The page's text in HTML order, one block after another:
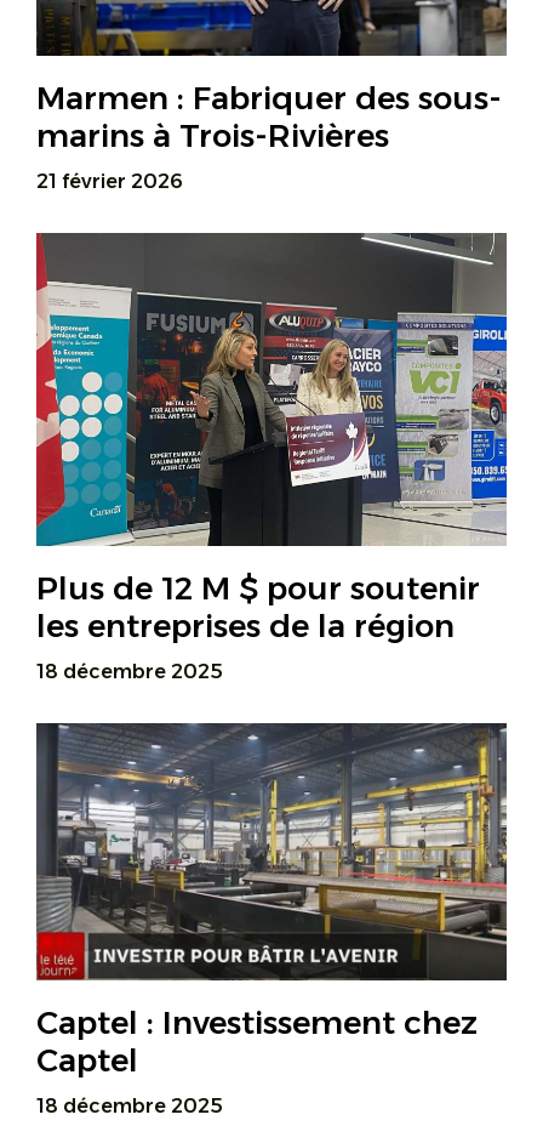
Marmen : Fabriquer des sous-
marins à Trois-Rivières
21 février 2026
Plus de 12 M $ pour soutenir
les entreprises de la région
18 décembre 2025
Captel : Investissement chez
Captel
18 décembre 2025